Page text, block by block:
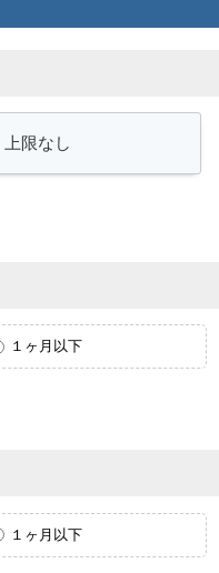
１ヶ月以下
１ヶ月以下